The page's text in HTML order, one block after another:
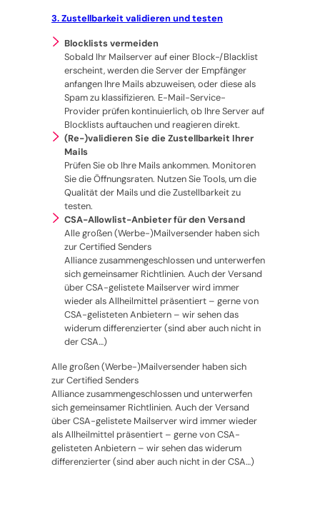
3. Zustellbarkeit validieren und testen
Blocklists vermeiden
Sobald Ihr Mailserver auf einer Block-/Blacklist
erscheint, werden die Server der Empfänger
anfangen Ihre Mails abzuweisen, oder diese als
Spam zu klassifizieren. E-Mail-Service-
Provider prüfen kontinuierlich, ob Ihre Server auf
Blocklists auftauchen und reagieren direkt.
(Re-)validieren Sie die Zustellbarkeit Ihrer
Mails
Prüfen Sie ob Ihre Mails ankommen. Monitoren
Sie die Öffnungsraten. Nutzen Sie Tools, um die
Qualität der Mails und die Zustellbarkeit zu
testen.
CSA-Allowlist-Anbieter für den Versand
Alle großen (Werbe-)Mailversender haben sich
zur Certified Senders
Alliance zusammengeschlossen und unterwerfen
sich gemeinsamer Richtlinien. Auch der Versand
über CSA-gelistete Mailserver wird immer
wieder als Allheilmittel präsentiert – gerne von
CSA-gelisteten Anbietern – wir sehen das
widerum differenzierter (sind aber auch nicht in
der CSA…)
Alle großen (Werbe-)Mailversender haben sich
zur Certified Senders
Alliance zusammengeschlossen und unterwerfen
sich gemeinsamer Richtlinien. Auch der Versand
über CSA-gelistete Mailserver wird immer wieder
als Allheilmittel präsentiert – gerne von CSA-
gelisteten Anbietern – wir sehen das widerum
differenzierter (sind aber auch nicht in der CSA…)